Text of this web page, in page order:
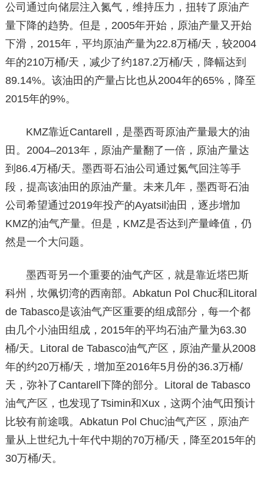
公司通过向储层注入氮气，维持压力，扭转了原油产
量下降的趋势。但是，2005年开始，原油产量又开始
下滑，2015年，平均原油产量为22.8万桶/天，较2004
年的210万桶/天，减少了约187.2万桶/天，降幅达到
89.14%。该油田的产量占比也从2004年的65%，降至
2015年的9%。
KMZ靠近Cantarell，是墨西哥原油产量最大的油
田。2004–2013年，原油产量翻了一倍，原油产量达
到86.4万桶/天。墨西哥石油公司通过氮气回注等手
段，提高该油田的原油产量。未来几年，墨西哥石油
公司希望通过2019年投产的Ayatsil油田，逐步增加
KMZ的油气产量。但是，KMZ是否达到产量峰值，仍
然是一个大问题。
墨西哥另一个重要的油气产区，就是靠近塔巴斯
科州，坎佩切湾的西南部。Abkatun Pol Chuc和Litoral
de Tabasco是该油气产区重要的组成部分，每一个都
由几个小油田组成，2015年的平均石油产量为63.30
桶/天。Litoral de Tabasco油气产区，原油产量从2008
年的约20万桶/天，增加至2016年5月份的36.3万桶/
天，弥补了Cantarell下降的部分。Litoral de Tabasco
油气产区，也发现了Tsimin和Xux，这两个油气田预计
比较有前途哦。Abkatun Pol Chuc油气产区，原油产
量从上世纪九十年代中期的70万桶/天，降至2015年的
30万桶/天。